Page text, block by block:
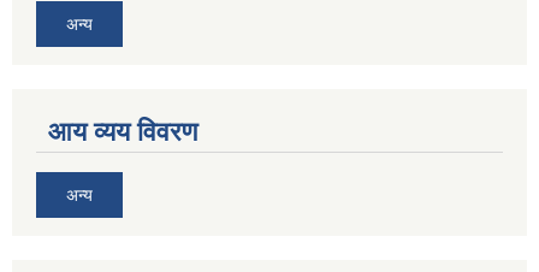
अन्य
आय व्यय विवरण
अन्य